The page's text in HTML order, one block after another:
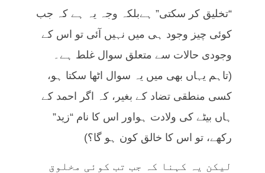
“تخلیق کر سکتی” ہےبلکہ وجہ یہ ہے کہ جب
کوئی چیز وجود ہی میں نہیں آئی تو اس کے
وجودی حالات سے متعلق سوال غلط ہے۔
(تاہم یہاں بھی میں یہ سوال اٹھا سکتا ہو،
کسی منطقی تضاد کے بغیر، کہ اگر احمد کے
ہاں بیٹے کی ولادت ہواور اس کا نام “زید”
رکھے، تو اس کا خالق کون ہو گا؟)
لیکن یہ کہنا کہ جب تب کوئی مخلوق